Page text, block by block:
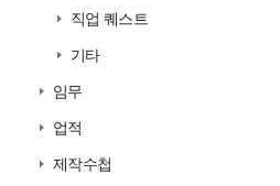
직업 퀘스트
기타
임무
업적
제작수첩